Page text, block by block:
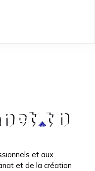
et aux
et de la création